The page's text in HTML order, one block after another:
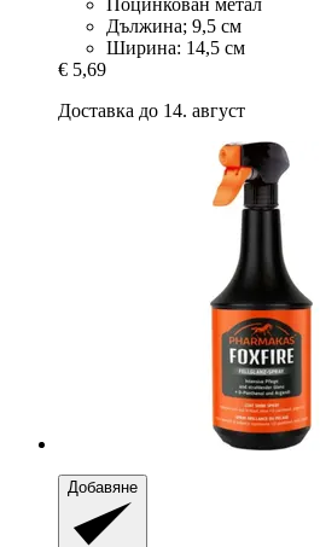
Дължина; 9,5 см
Ширина: 14,5 см
€ 5,69
Доставка до 14. август
Добавяне